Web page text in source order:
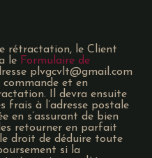
rétractation, le Client
le Formulaire de
plvgcvlt@gmail.com
et en
Il devra ensuite
frais à l’adresse postale
en s’assurant de bien
retourner en parfait
droit de déduire toute
si la